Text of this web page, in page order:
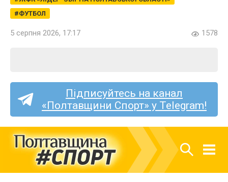
ФУТБОЛ
5 серпня 2026, 17:17 1578
Підписуйтесь на канал
«Полтавщини Спорт» у Telegram!